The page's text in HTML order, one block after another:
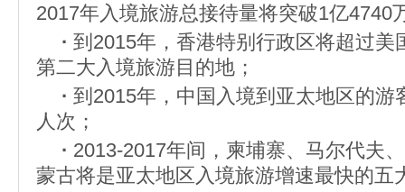
2017年入境旅游总接待量将突破1亿4740
· 到2015年，香港特别行政区将超过美
第二大入境旅游目的地；
· 到2015年，中国入境到亚太地区的游
人次；
· 2013-2017年间，柬埔寨、马尔代夫
蒙古将是亚太地区入境旅游增速最快的五